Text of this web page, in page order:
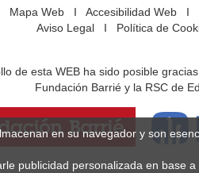
Mapa WebI Accesibilidad WebI
Aviso Legal I Política de
de esta WEB ha sido posible
Fundación Barrié y la RSC de
en su navegador y son
publicidad personalizada en base a